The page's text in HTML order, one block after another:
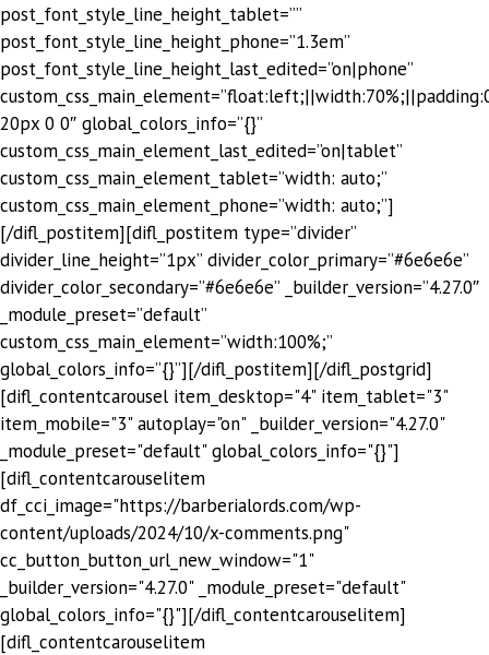
post_font_style_line_height_tablet=””
post_font_style_line_height_phone=”1.3em”
post_font_style_line_height_last_edited=”on|phone”
20px 0 0″ global_colors_info=”{}”
custom_css_main_element_last_edited=”on|tablet”
custom_css_main_element_tablet=”width: auto;”
custom_css_main_element_phone=”width: auto;”]
[/difl_postitem][difl_postitem type=”divider”
divider_line_height=”1px” divider_color_primary=”#6e6e6e”
divider_color_secondary=”#6e6e6e” _builder_version=”4.27.0″
_module_preset=”default”
custom_css_main_element=”width:100%;”
global_colors_info=”{}”][/difl_postitem][/difl_postgrid]
[difl_contentcarousel item_desktop="4" item_tablet="3"
item_mobile="3" autoplay="on" _builder_version="4.27.0"
_module_preset="default" global_colors_info="{}"]
[difl_contentcarouselitem
df_cci_image="https://barberialords.com/wp-
content/uploads/2024/10/x-comments.png"
cc_button_button_url_new_window="1"
_builder_version="4.27.0" _module_preset="default"
global_colors_info="{}"][/difl_contentcarouselitem]
[difl_contentcarouselitem